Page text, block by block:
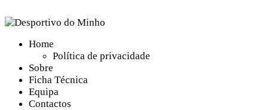
Home
Política de privacidade
Sobre
Ficha Técnica
Equipa
Contactos